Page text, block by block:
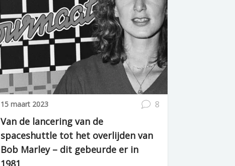
15 maart 2023 8
Van de lancering van de
spaceshuttle tot het overlijden van
Bob Marley – dit gebeurde er in
1981